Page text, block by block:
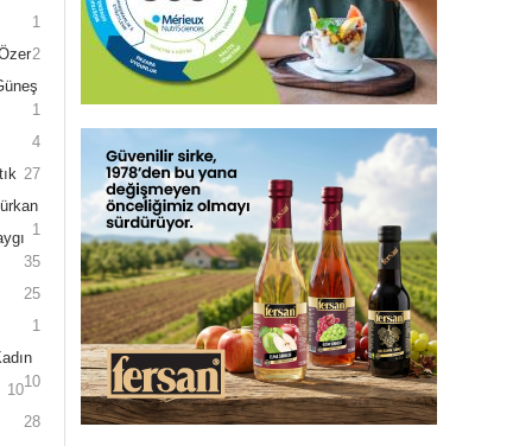
1
2
1
4
27
1
35
25
1
10
10
28